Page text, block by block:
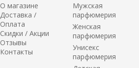
О магазине
Доставка /
Оплата
Скидки / Акции
Отзывы
Контакты
Мужская
парфюмерия
Женская
парфюмерия
Унисекс
парфюмерия